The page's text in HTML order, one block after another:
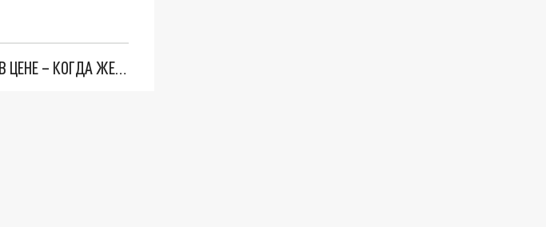
ЭТО УЖЕ НЕ СМЕШНО: В МОЛДОВЕ ДИЗЕЛЬНОЕ ТОПЛИВО СНОВА ВЫРОСЛО В ЦЕНЕ – КОГДА ЖЕ ВСЕ ЭТО ЗАКОНЧИТСЯ